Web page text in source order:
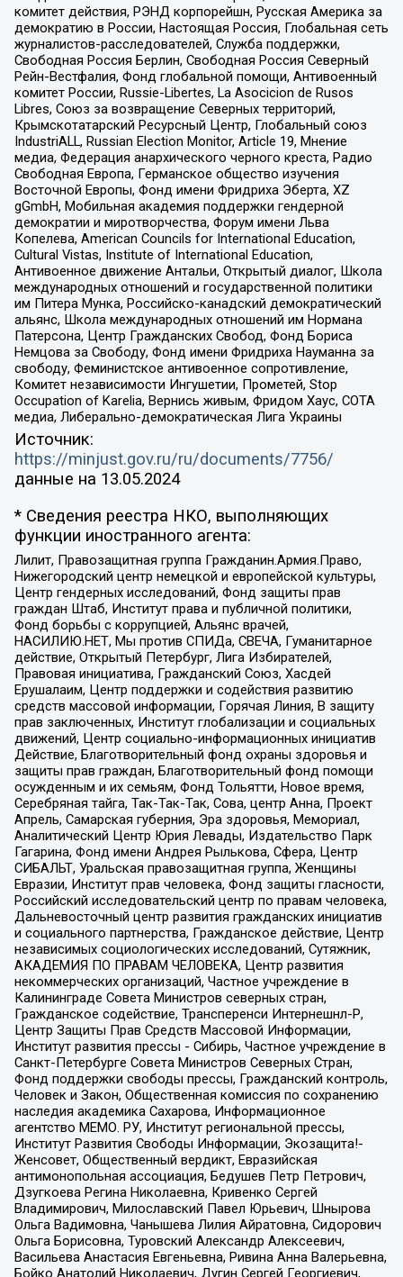
комитет действия, РЭНД корпорейшн, Русская Америка за
демократию в России, Настоящая Россия, Глобальная сеть
журналистов-расследователей, Служба поддержки,
Свободная Россия Берлин, Свободная Россия Северный
Рейн-Вестфалия, Фонд глобальной помощи, Антивоенный
комитет России, Russie-Libertes, La Asocicion de Rusos
Libres, Союз за возвращение Северных территорий,
Крымскотатарский Ресурсный Центр, Глобальный союз
IndustriALL, Russian Election Monitor, Article 19, Мнение
медиа, Федерация анархического черного креста, Радио
Свободная Европа, Германское общество изучения
Восточной Европы, Фонд имени Фридриха Эберта, XZ
gGmbH, Мобильная академия поддержки гендерной
демократии и миротворчества, Форум имени Льва
Копелева, American Councils for International Education,
Cultural Vistas, Institute of International Education,
Антивоенное движение Антальи, Открытый диалог, Школа
международных отношений и государственной политики
им Питера Мунка, Российско-канадский демократический
альянс, Школа международных отношений им Нормана
Патерсона, Центр Гражданских Свобод, Фонд Бориса
Немцова за Свободу, Фонд имени Фридриха Науманна за
свободу, Феминистское антивоенное сопротивление,
Комитет независимости Ингушетии, Прометей, Stop
Occupation of Karelia, Вернись живым, Фридом Хаус, СОТА
медиа, Либерально-демократическая Лига Украины
Источник:
https://minjust.gov.ru/ru/documents/7756/
данные на 13.05.2024
* Сведения реестра НКО, выполняющих
функции иностранного агента:
Лилит, Правозащитная группа Гражданин.Армия.Право,
Нижегородский центр немецкой и европейской культуры,
Центр гендерных исследований, Фонд защиты прав
граждан Штаб, Институт права и публичной политики,
Фонд борьбы с коррупцией, Альянс врачей,
НАСИЛИЮ.НЕТ, Мы против СПИДа, СВЕЧА, Гуманитарное
действие, Открытый Петербург, Лига Избирателей,
Правовая инициатива, Гражданский Союз, Хасдей
Ерушалаим, Центр поддержки и содействия развитию
средств массовой информации, Горячая Линия, В защиту
прав заключенных, Институт глобализации и социальных
движений, Центр социально-информационных инициатив
Действие, Благотворительный фонд охраны здоровья и
защиты прав граждан, Благотворительный фонд помощи
осужденным и их семьям, Фонд Тольятти, Новое время,
Серебряная тайга, Так-Так-Так, Сова, центр Анна, Проект
Апрель, Самарская губерния, Эра здоровья, Мемориал,
Аналитический Центр Юрия Левады, Издательство Парк
Гагарина, Фонд имени Андрея Рылькова, Сфера, Центр
СИБАЛЬТ, Уральская правозащитная группа, Женщины
Евразии, Институт прав человека, Фонд защиты гласности,
Российский исследовательский центр по правам человека,
Дальневосточный центр развития гражданских инициатив
и социального партнерства, Гражданское действие, Центр
независимых социологических исследований, Сутяжник,
АКАДЕМИЯ ПО ПРАВАМ ЧЕЛОВЕКА, Центр развития
некоммерческих организаций, Частное учреждение в
Калининграде Совета Министров северных стран,
Гражданское содействие, Трансперенси Интернешнл-Р,
Центр Защиты Прав Средств Массовой Информации,
Институт развития прессы - Сибирь, Частное учреждение в
Санкт-Петербурге Совета Министров Северных Стран,
Фонд поддержки свободы прессы, Гражданский контроль,
Человек и Закон, Общественная комиссия по сохранению
наследия академика Сахарова, Информационное
агентство МЕМО. РУ, Институт региональной прессы,
Институт Развития Свободы Информации, Экозащита!-
Женсовет, Общественный вердикт, Евразийская
антимонопольная ассоциация, Бедушев Петр Петрович,
Дзугкоева Регина Николаевна, Кривенко Сергей
Владимирович, Милославский Павел Юрьевич, Шнырова
Ольга Вадимовна, Чанышева Лилия Айратовна, Сидорович
Ольга Борисовна, Туровский Александр Алексеевич,
Васильева Анастасия Евгеньевна, Ривина Анна Валерьевна,
Бойко Анатолий Николаевич, Дугин Сергей Георгиевич,